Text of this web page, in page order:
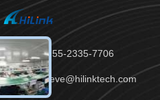
テレ：86-755-2335-7706
メール：steve@hilinktech.com